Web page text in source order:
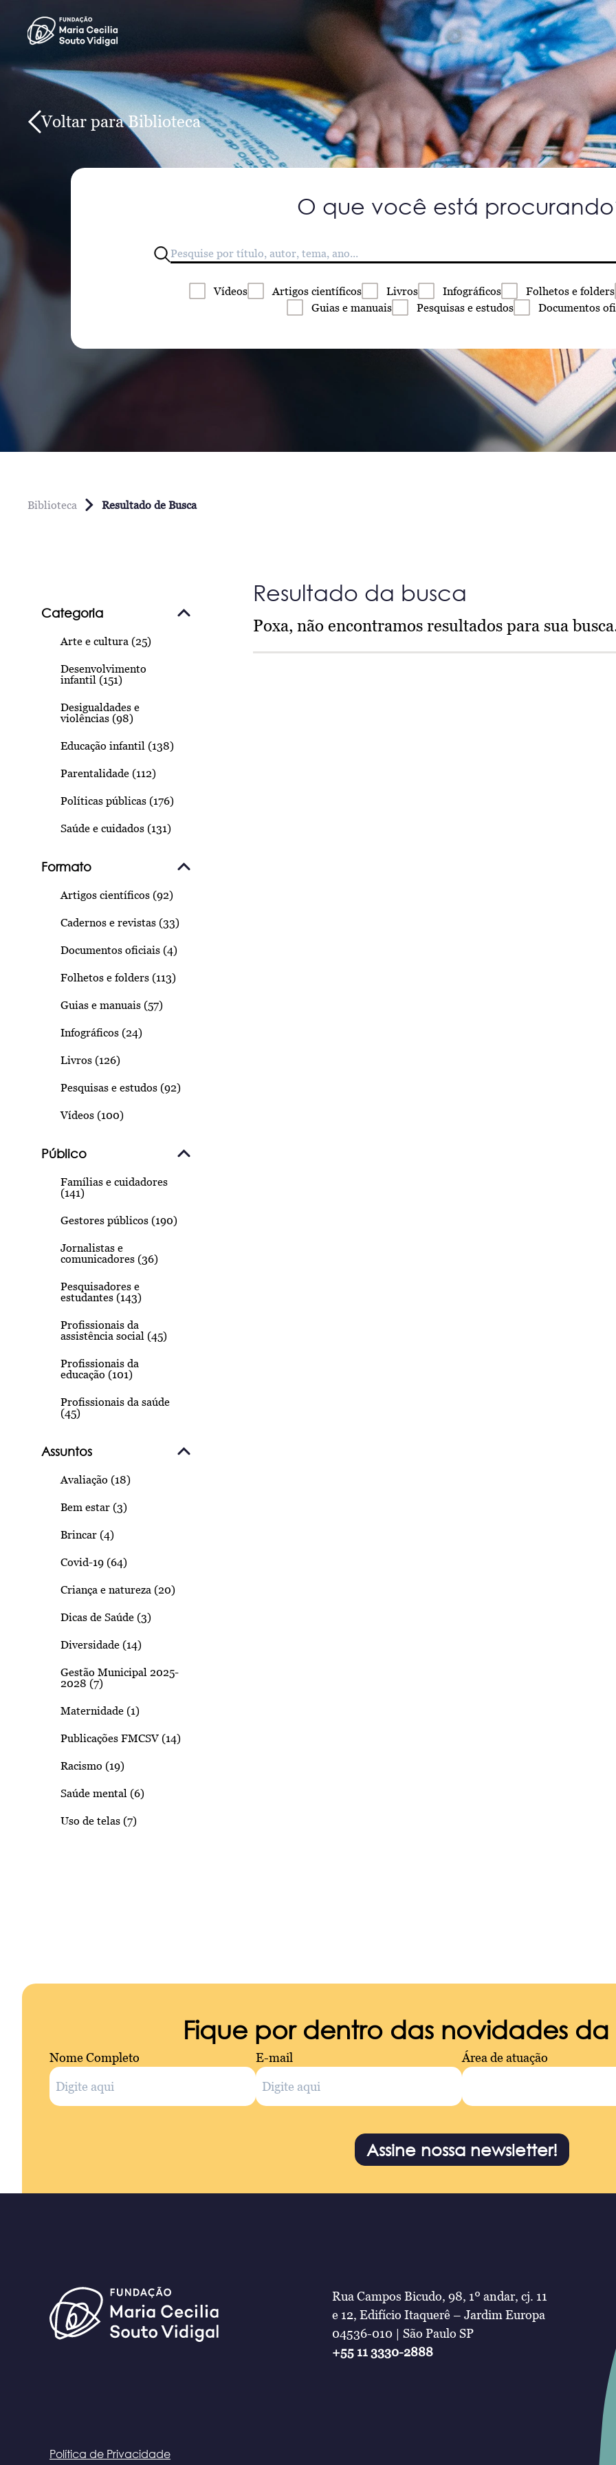
Voltar para Biblioteca
O que você está
Vídeos Artigos científicos Livros Infográficos Folhetos e folders
Guias e manuais Pesquisas e estudos Documentos
Biblioteca Resultado de Busca
Categoria
Arte e cultura (25)
Desenvolvimento
infantil (151)
Desigualdades e
violências (98)
Educação infantil (138)
Parentalidade (112)
Políticas públicas (176)
Saúde e cuidados (131)
Formato
Artigos científicos (92)
Cadernos e revistas (33)
Documentos oficiais (4)
Folhetos e folders (113)
Guias e manuais (57)
Infográficos (24)
Livros (126)
Pesquisas e estudos (92)
Vídeos (100)
Público
Famílias e cuidadores
(141)
Gestores públicos (190)
Jornalistas e
comunicadores (36)
Pesquisadores e
estudantes (143)
Profissionais da
assistência social (45)
Profissionais da
educação (101)
Profissionais da saúde
(45)
Assuntos
Avaliação (18)
Bem estar (3)
Brincar (4)
Covid-19 (64)
Criança e natureza (20)
Dicas de Saúde (3)
Diversidade (14)
Gestão Municipal 2025-
2028 (7)
Maternidade (1)
Publicações FMCSV (14)
Racismo (19)
Saúde mental (6)
Uso de telas (7)
Resultado da busca
Poxa, não encontramos resultados para sua
Fique por dentro das novidades
Nome Completo E-mail Área de atuação
Assine nossa newsletter!
Rua Campos Bicudo, 98, 1º andar, cj. 11
e 12, Edifício Itaquerê – Jardim Europa
04536-010 | São Paulo SP
+55 11 3330-2888
Política de Privacidade